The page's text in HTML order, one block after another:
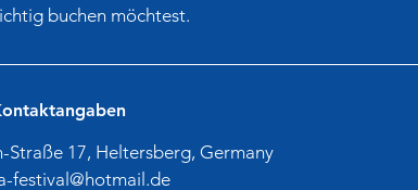
buchen möchtest.
Straße 17, Heltersberg, Germany
festival@hotmail.de